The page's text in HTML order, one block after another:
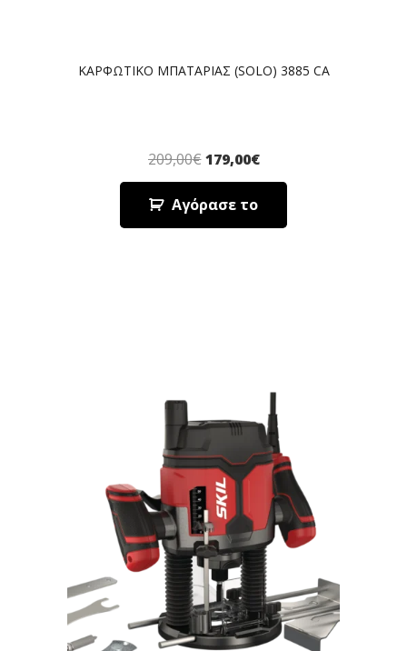
ΚΑΡΦΩΤΙΚΟ ΜΠΑΤΑΡΙΑΣ (SOLO) 3885 CA
209,00€ 179,00€
Αγόρασε το